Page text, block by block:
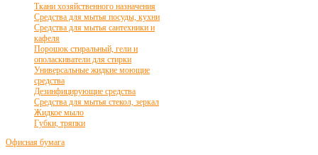
Ткани хозяйственного назначения
Средства для мытья посуды, кухни
Средства для мытья сантехники и
кафеля
Порошок стиральный, гели и
ополаскиватели для стирки
Универсальные жидкие моющие
средства
Дезинфицирующие средства
Средства для мытья стекол, зеркал
Жидкое мыло
Губки, тряпки
Офисная бумага